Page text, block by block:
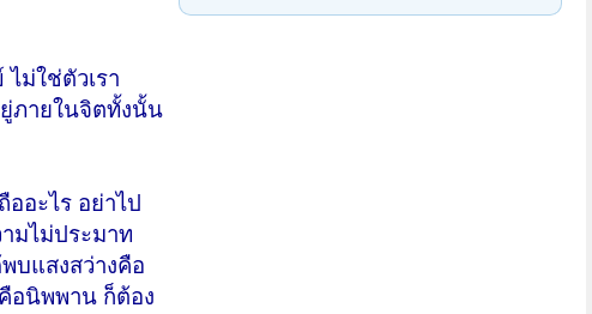
ม่ใช่ตัวเรา
ยู่ภายในจิตทั้งนั้น
อะไร อย่าไป
มไม่ประมาท
บแสงสว่างคือ
อนิพพาน ก็ต้อง